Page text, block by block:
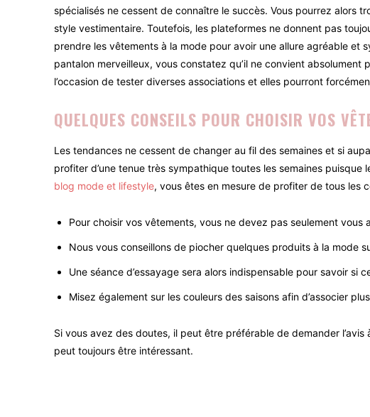
spécialisés ne cessent de connaître le succès. Vous pourrez alors
style vestimentaire. Toutefois, les plateformes ne donnent pas
prendre les vêtements à la mode pour avoir une allure agréable
pantalon merveilleux, vous constatez qu’il ne convient
l’occasion de tester diverses associations et elles pourront
QUELQUES CONSEILS POUR CHOISIR VOS
Les tendances ne cessent de changer au fil des semaines et si
profiter d’une tenue très sympathique toutes les semaines
blog mode et lifestyle, vous êtes en mesure de profiter de tous les
Pour choisir vos vêtements, vous ne devez pas seulement
Nous vous conseillons de piocher quelques produits à la mode
Une séance d’essayage sera alors indispensable pour savoir si
Misez également sur les couleurs des saisons afin d’associer
Si vous avez des doutes, il peut être préférable de demander
peut toujours être intéressant.